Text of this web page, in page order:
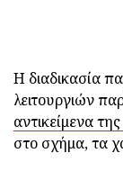
Η διαδικασία
λειτουργιών
αντικείμενα
στο σχήμα, τα